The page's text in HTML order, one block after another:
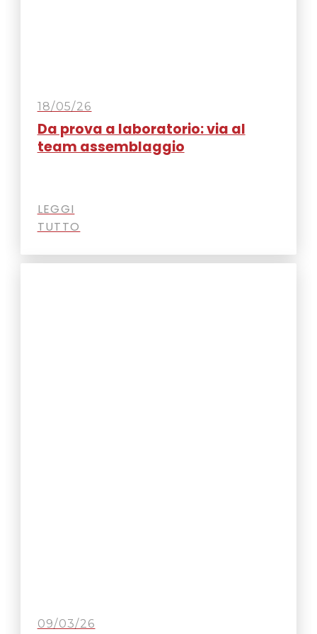
18/05/26
Da prova a laboratorio: via al
team assemblaggio
LEGGI
TUTTO
09/03/26